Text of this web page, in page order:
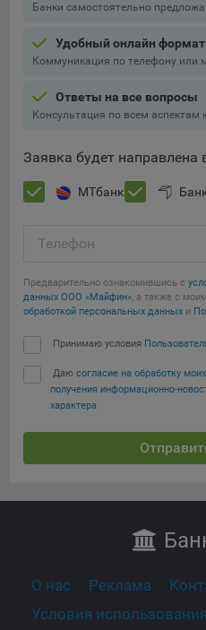
Банки самостоятельно
Удобный онлайн формат
Коммуникация по телефону или
Ответы на все вопросы
Консультация по всем аспектам
Заявка будет направлена
МТбанк
Телефон
Предварительно ознакомившись с
данных ООО «Майфин», а также с
обработкой персональных данных и
Принимаю условия
Даю согласие на обработку
получения информационно-
характера
О нас Реклама
Условия использования